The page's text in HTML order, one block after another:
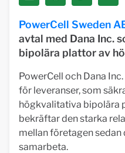
PowerCell Sweden
avtal med Dana Inc.
bipolära plattor av
PowerCell och Dana
för leveranser, som
högkvalitativa bipolära
bekräftar den starka
mellan företagen sedan
samarbeta.